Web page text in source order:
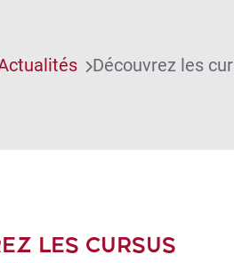
Découvrez les
LES CURSUS